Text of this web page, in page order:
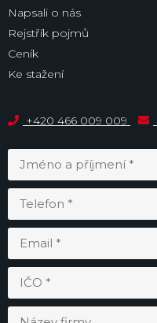
Napsali o nás
Rejstřík pojmů
Ceník
Ke stažení
+420 466 009 009